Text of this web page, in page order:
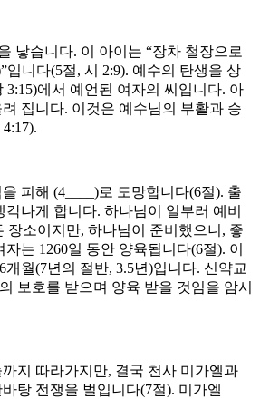
낳습니다. 이 아이는 “장차 철장으로
입니다(5절, 시 2:9). 예수의 탄생을 상
3:15)에서 예언된 여자의 씨입니다. 아
집니다. 이것은 예수님의 부활과 승
피해 (4____)로 도망합니다(6절). 출
나게 합니다. 하나님이 일부러 예비
장소이지만, 하나님이 준비했으니, 좋
는 1260일 동안 양육됩니다(6절). 이
개월(7년의 절반, 3.5년)입니다. 신약교
보호를 받으며 양육 받을 것임을 암시
지 따라가지만, 결국 천사 미가엘과
탕 전쟁을 벌입니다(7절). 미가엘